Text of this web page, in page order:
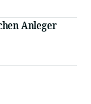
Anleger